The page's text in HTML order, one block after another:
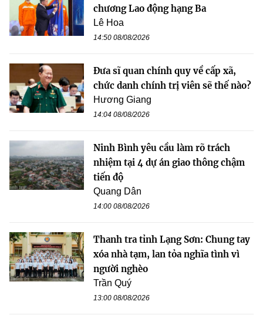
chương Lao động hạng Ba
Lê Hoa
14:50 08/08/2026
Đưa sĩ quan chính quy về cấp xã,
chức danh chính trị viên sẽ thế nào?
Hương Giang
14:04 08/08/2026
Ninh Bình yêu cầu làm rõ trách
nhiệm tại 4 dự án giao thông chậm
tiến độ
Quang Dân
14:00 08/08/2026
Thanh tra tỉnh Lạng Sơn: Chung tay
xóa nhà tạm, lan tỏa nghĩa tình vì
người nghèo
Trần Quý
13:00 08/08/2026